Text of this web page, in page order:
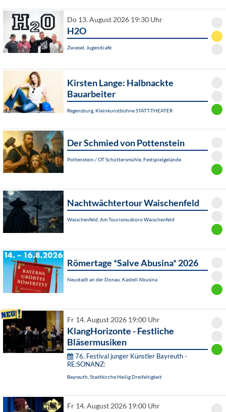
Do 13. August 2026 19:30 Uhr
H2O
Zwiesel, Jugendcafé
Kirsten Lange: Halbnackte
Bauarbeiter
Regensburg, Kleinkunstbühne STATT-THEATER
Der Schmied von Pottenstein
Pottenstein / OT Schüttersmühle, Festspielgelände
Nachtwächtertour Waischenfeld
Waischenfeld, Am Tourismusbüro Waischenfeld
Römertage *Salve Abusina* 2026
Neustadt an der Donau, Kastell Abusina
Fr 14. August 2026 19:00 Uhr
KlangHorizonte - Festliche
Bläsermusiken
76. Festival junger Künstler Bayreuth -
RE:SONANZ:
Bayreuth, Stadtkirche Heilig Dreifaltigkeit
Fr 14. August 2026 19:00 Uhr